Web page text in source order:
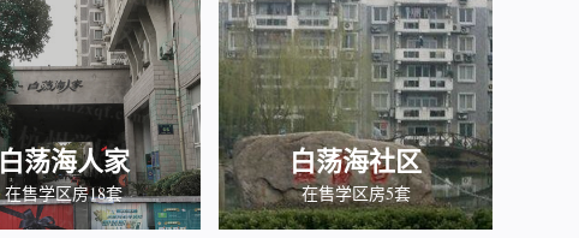
白荡海人家
在售学区房18套
白荡海社区
在售学区房5套